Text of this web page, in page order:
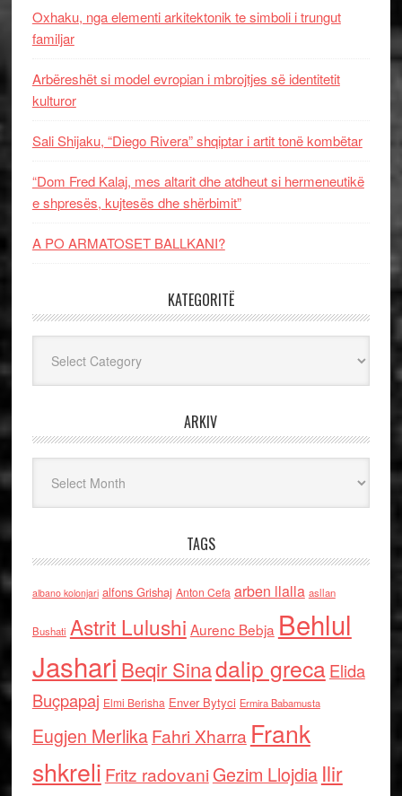
Oxhaku, nga elementi arkitektonik te simboli i trungut
familjar
Arbëreshët si model evropian i mbrojtjes së identitetit
kulturor
Sali Shijaku, “Diego Rivera” shqiptar i artit tonë kombëtar
“Dom Fred Kalaj, mes altarit dhe atdheut si hermeneutikë
e shpresës, kujtesës dhe shërbimit”
A PO ARMATOSET BALLKANI?
KATEGORITË
ARKIV
TAGS
albano kolonjari alfons Grishaj Anton Cefa arben llalla asllan
Bushati Astrit Lulushi Aurenc Bebja Behlul
Jashari Beqir Sinadalip grecaElida
Buçpapaj Elmi Berisha Enver Bytyci Ermira Babamusta
Eugjen MerlikaFahri Xharra Frank
shkreli Fritz radovaniGezim Llojdia Ilir